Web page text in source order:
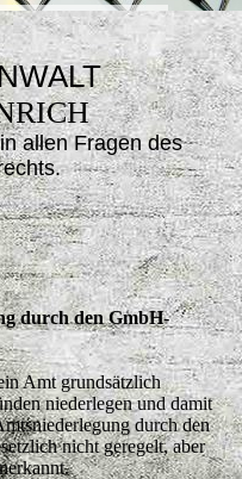
allen Fragen des
durch den GmbH-
Amt grundsätzlich
niederlegen und damit
durch den
nicht geregelt, aber